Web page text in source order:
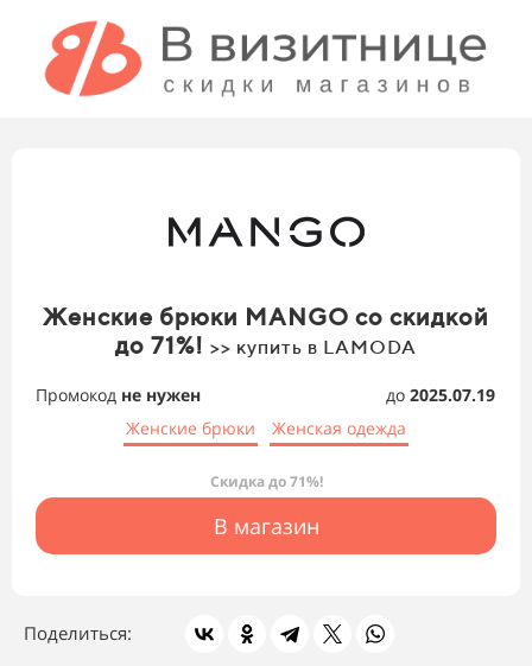
Женские брюки MANGO со скидкой
до 71%! >> купить в LAMODA
Промокод не нужен до 2025.07.19
Женские брюки
Женская одежда
Скидка до 71%!
В магазин
Поделиться: